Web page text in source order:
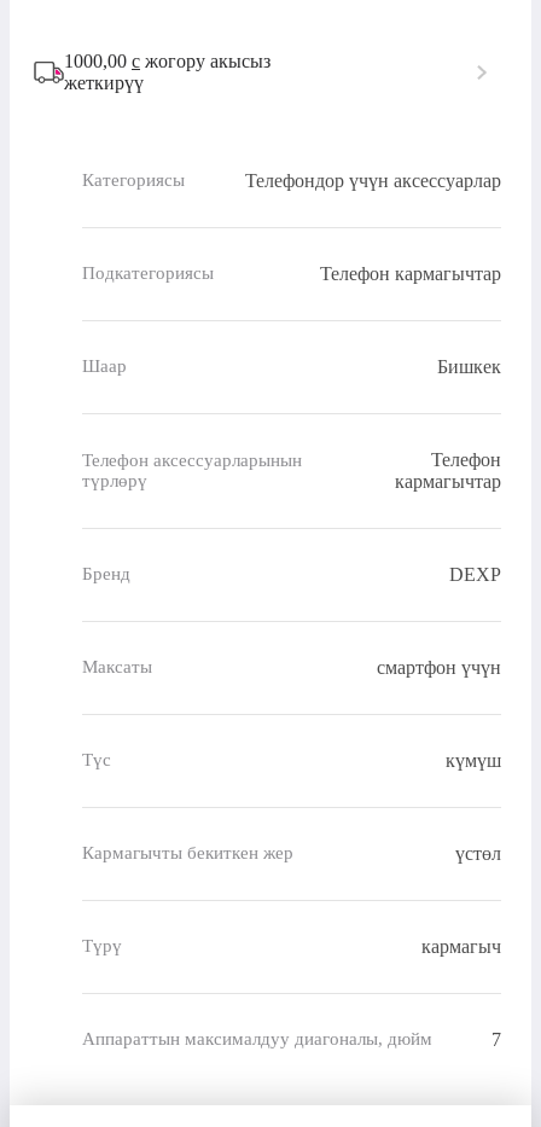
1000,00 с жогору акысыз
жеткирүү
Категориясы Телефондор үчүн аксессуарлар
Подкатегориясы Телефон кармагычтар
Шаар Бишкек
Телефон аксессуарларынын
түрлөрү
Телефон
кармагычтар
Бренд DEXP
Максаты смартфон үчүн
Түс күмүш
Кармагычты бекиткен жер үстөл
Түрү кармагыч
Аппараттын максималдуу диагоналы, дюйм 7